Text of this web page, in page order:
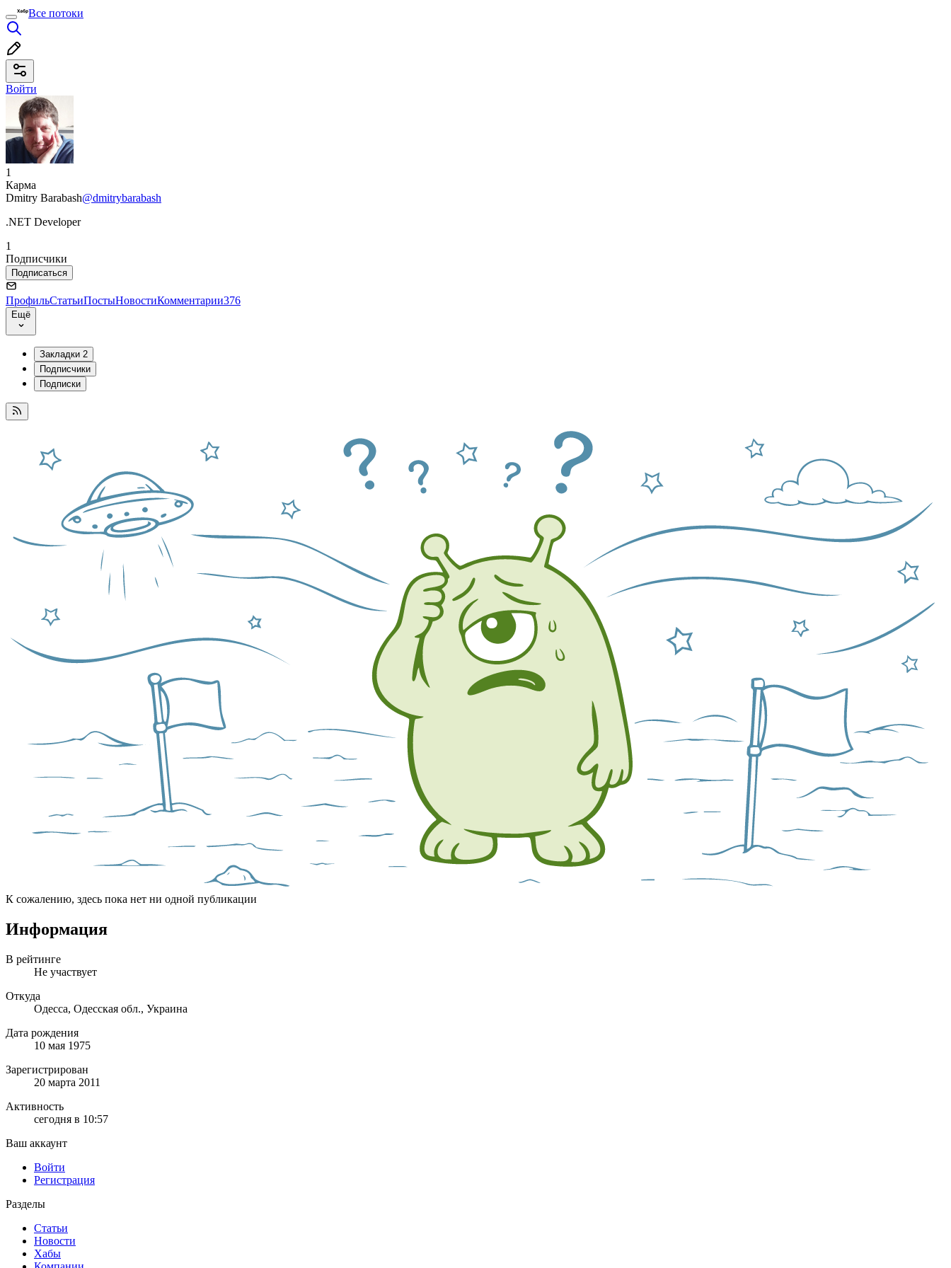
Все потоки
Войти
1
Карма
Dmitry Barabash@dmitrybarabash
.NET Developer
1
Подписчики
Подписаться
ПрофильСтатьиПостыНовостиКомментарии376
Ещё
Закладки 2
Подписчики
Подписки
К сожалению, здесь пока нет ни одной публикации
Информация
В рейтинге
Не участвует
Откуда
Одесса, Одесская обл., Украина
Дата рождения
10 мая 1975
Зарегистрирован
20 марта 2011
Активность
сегодня в 10:57
Ваш аккаунт
Войти
Регистрация
Разделы
Статьи
Новости
Хабы